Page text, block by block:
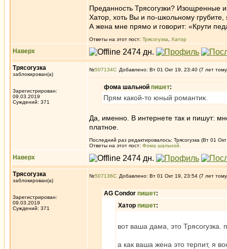
Преданность Трясогузки? Изощренные
Хатор, хоть Вы и по-школьному
А жена мне прямо и говорит: «Крути
Ответы на этот пост: Трясогузка Хатор
Наверх
Трясогузка
заблокирован(а)
Зарегистрирован:
09.03.2019
Суждений: 371
№507134 Добавлено: Вт 01 Окт 19, 23:40 (7 лет
фома шальной пишет:
Прям какой-то юный романтик.
Да, именно. В интернете так и пишут:
платное.
Последний раз редактировалось: Трясогузка (Вт 01
Ответы на этот пост: Фома шальной.
Наверх
Трясогузка
заблокирован(а)
Зарегистрирован:
09.03.2019
Суждений: 371
№507136 Добавлено: Вт 01 Окт 19, 23:54 (7 лет
AG Condor пишет:
Хатор пишет:
вот ваша дама, это Трясогузка.
а как ваша жена это терпит, я